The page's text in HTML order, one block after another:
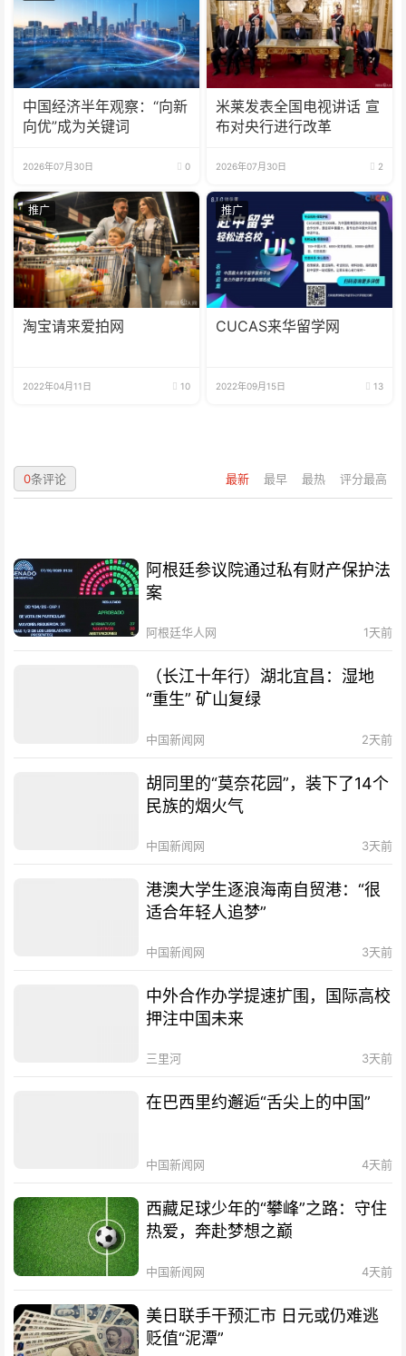
中国经济半年观察：“向新
向优”成为关键词
2026年07月30日 0
米莱发表全国电视讲话 宣
布对央行进行改革
2026年07月30日 2
推广
淘宝请来爱拍网
2022年04月11日 10
推广
CUCAS来华留学网
2022年09月15日 13
最新 最早 最热 评分最高
0条评论
阿根廷参议院通过私有财产保护法
案
阿根廷华人网 1天前
（长江十年行）湖北宜昌：湿地
“重生” 矿山复绿
中国新闻网 2天前
胡同里的“莫奈花园”，装下了14个
民族的烟火气
中国新闻网 3天前
港澳大学生逐浪海南自贸港：“很
适合年轻人追梦”
中国新闻网 3天前
中外合作办学提速扩围，国际高校
押注中国未来
三里河 3天前
在巴西里约邂逅“舌尖上的中国”
中国新闻网 4天前
西藏足球少年的“攀峰”之路：守住
热爱，奔赴梦想之巅
中国新闻网 4天前
美日联手干预汇市 日元或仍难逃
贬值“泥潭”